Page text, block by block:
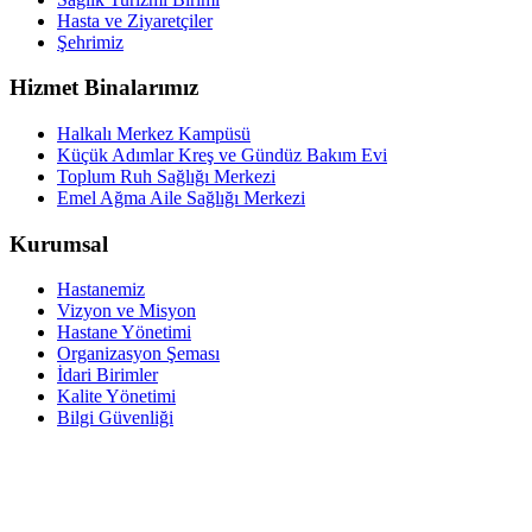
Hasta ve Ziyaretçiler
Şehrimiz
Hizmet Binalarımız
Halkalı Merkez Kampüsü
Küçük Adımlar Kreş ve Gündüz Bakım Evi
Toplum Ruh Sağlığı Merkezi
Emel Ağma Aile Sağlığı Merkezi
Kurumsal
Hastanemiz
Vizyon ve Misyon
Hastane Yönetimi
Organizasyon Şeması
İdari Birimler
Kalite Yönetimi
Bilgi Güvenliği